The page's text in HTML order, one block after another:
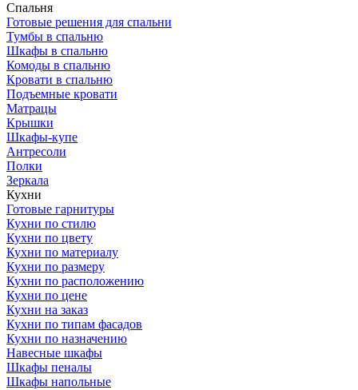
Спальня
Готовые решения для спальни
Тумбы в спальню
Шкафы в спальню
Комоды в спальню
Кровати в спальню
Подъемные кровати
Матрацы
Крышки
Шкафы-купе
Антресоли
Полки
Зеркала
Кухни
Готовые гарнитуры
Кухни по стилю
Кухни по цвету
Кухни по материалу
Кухни по размеру
Кухни по расположению
Кухни по цене
Кухни на заказ
Кухни по типам фасадов
Кухни по назначению
Навесные шкафы
Шкафы пеналы
Шкафы напольные